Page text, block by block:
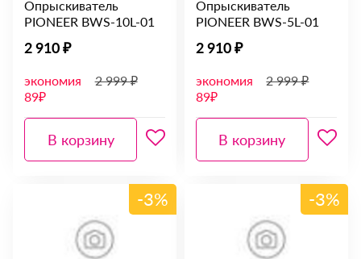
Опрыскиватель
PIONEER BWS-10L-01
2 910 ₽
экономия
89₽
2 999 ₽
В корзину
Опрыскиватель
PIONEER BWS-5L-01
2 910 ₽
экономия
89₽
2 999 ₽
В корзину
-3% -3%